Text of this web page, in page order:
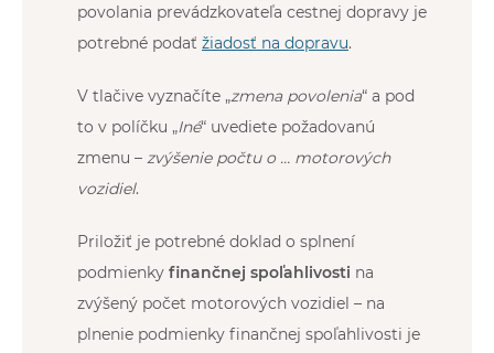
povolania prevádzkovateľa cestnej dopravy je
potrebné podať žiadosť na dopravu.
V tlačive vyznačíte „zmena povolenia“ a pod
to v políčku „Iné“ uvediete požadovanú
zmenu – zvýšenie počtu o … motorových
vozidiel.
Priložiť je potrebné doklad o splnení
podmienky finančnej spoľahlivosti na
zvýšený počet motorových vozidiel – na
plnenie podmienky finančnej spoľahlivosti je